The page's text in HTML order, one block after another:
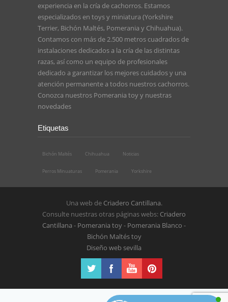
experiencia en la cría de cachorros. Estamos
especializados en toys y miniatura (Yorkshire
Terrier, Bichón Maltés, Pomerania y Chihuahua).
Contamos con más de 2.500 metros cuadrados de
instalaciones dedicados a la cría de las distintas
razas, así como un equipo de profesionales
dedicado a garantizar los mejores cuidados y una
atención permanente a todos nuestros cachorros.
Conozca nuestros Pomerania toyy nuestras
novedades
Etiquetas
Bichón Maltés Chihuahua Noticias
Perros Minuaturas Pomerania Yorkshire
Una web de Criadero Cantillana.
Consulte nuestras otras páginas webs: Criadero
Cantillana - Pomerania toy- Pomerania Blanco -
Bichón Maltés toy
Diseño web sevilla